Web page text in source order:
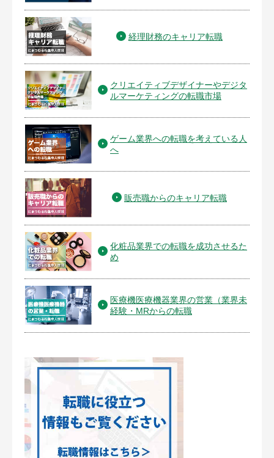
経理財務のキャリア転職
クリエイティブデザイナーやデジタ
ルマーケティングの転職市場
ゲーム業界への転職を考えている人
へ
販売職からのキャリア転職
化粧品業界での転職を成功させるた
め
医療機医療機器業界の営業（業界未
経験・MRからの転職